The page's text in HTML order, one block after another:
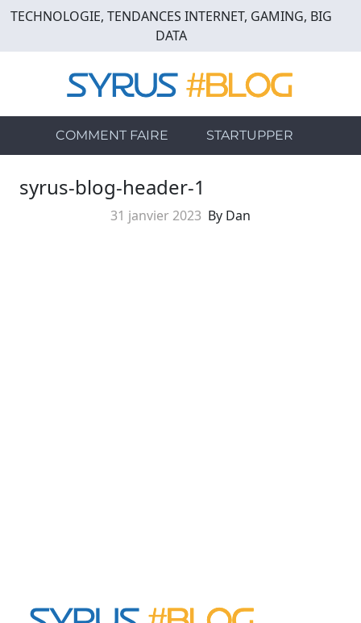
Skip
main
TECHNOLOGIE, TENDANCES INTERNET, GAMING, BIG
DATA
COMMENT FAIRE STARTUPPER
syrus-blog-header-1
31 janvier 2023 By Dan